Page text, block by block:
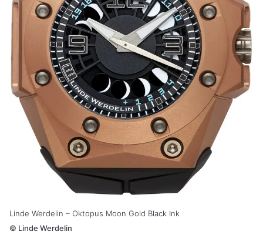
Linde Werdelin – Oktopus Moon Gold Black Ink
© Linde Werdelin